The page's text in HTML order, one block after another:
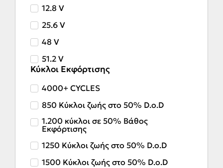
12.8 V
25.6 V
48 V
51.2 V
Κύκλοι Εκφόρτισης
4000+ CYCLES
850 Κύκλοι ζωής στο 50% D.o.D
1.200 κύκλοι σε 50% Βάθος
Εκφόρτισης
1250 Κύκλοι ζωής στο 50% D.o.D
1500 Κύκλοι ζωής στο 50% D.o.D